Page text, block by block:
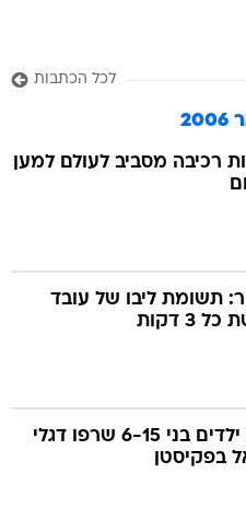
לכל הכתבות
רכיבה מסביב לעולם למען
תשומת ליבו של עובד
3 דקות
אלפי ילדים בני 6-15 שרפו דגלי
בפקיסטן